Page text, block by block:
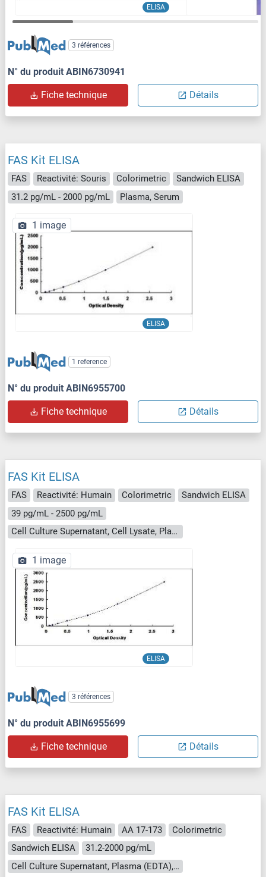
ELISA
3 références
N° du produit ABIN6730941
Fiche technique Détails
FAS Kit ELISA
FAS Reactivité: Souris Colorimetric
Sandwich ELISA
31.2 pg/mL - 2000 pg/mL
Plasma, Serum
ELISA
1 image
1 reference
N° du produit ABIN6955700
Fiche technique Détails
FAS Kit ELISA
FAS Reactivité: Humain Colorimetric
Sandwich ELISA
39 pg/mL - 2500 pg/mL
Cell Culture Supernatant, Cell Lysate, Plasma, Serum, Tissue Homogenate
ELISA
1 image
3 références
N° du produit ABIN6955699
Fiche technique Détails
FAS Kit ELISA
FAS Reactivité: Humain AA 17-173
Colorimetric
Sandwich ELISA
31.2-2000 pg/mL
Cell Culture Supernatant, Plasma (EDTA), Plasma (citrate), Plasma (heparin), Serum